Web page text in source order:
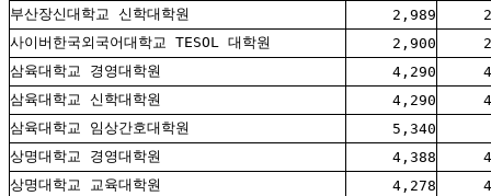
부산장신대학교 신학대학원
2,989
사이버한국외국어대학교 TESOL 대학원
2,900
삼육대학교 경영대학원
4,290
삼육대학교 신학대학원
4,290
삼육대학교 임상간호대학원
5,340
상명대학교 경영대학원
4,388
상명대학교 교육대학원
4,278